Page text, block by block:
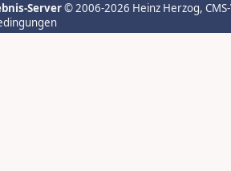
Server© 2006-2026 Heinz Herzog,